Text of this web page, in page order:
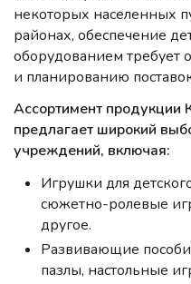
некоторых населенных
районах, обеспечение
оборудованием требует
и планированию
Ассортимент продукции
предлагает широкий
учреждений, включая:
Игрушки для
сюжетно-ролевые
другое.
Развивающие
пазлы, настольные